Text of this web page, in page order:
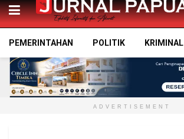
PEMERINTAHAN POLITIK KRIMINAL
ADVERTISEMENT